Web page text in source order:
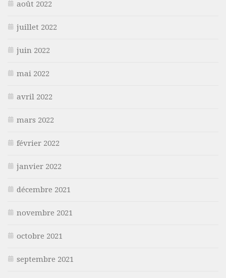
août 2022
juillet 2022
juin 2022
mai 2022
avril 2022
mars 2022
février 2022
janvier 2022
décembre 2021
novembre 2021
octobre 2021
septembre 2021